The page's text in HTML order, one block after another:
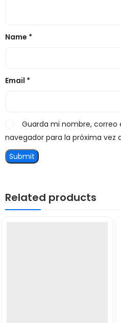
Name *
Email *
Guarda mi nombre,
navegador para la próxima vez
Related products